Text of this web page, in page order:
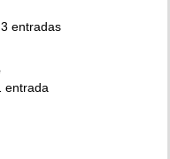
entradas
entrada